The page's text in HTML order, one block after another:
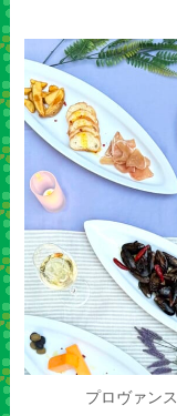
プロヴァン